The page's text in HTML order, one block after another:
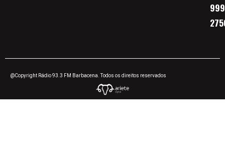
@Copyright Rádio 93.3 FM Barbacena. Todos os direitos reservados